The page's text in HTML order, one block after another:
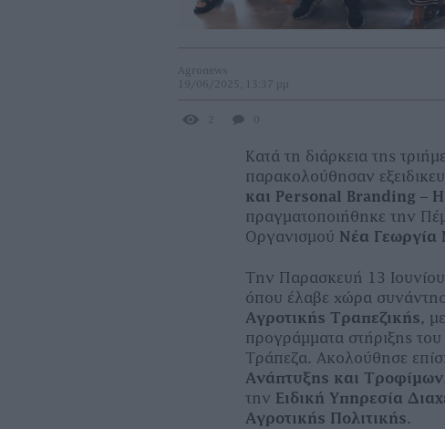
Agronews
19/06/2025, 13:37 μμ
0
Κατά τη διάρκεια της
παρακολούθησαν
και Personal Branding – Η
πραγματοποιήθηκε την
Οργανισμού Νέα Γεωργία
Την Παρασκευή 13
όπου έλαβε χώρα
Αγροτικής Τραπεζικής,
προγράμματα στήριξης
Τράπεζα. Ακολούθησε
Ανάπτυξης και Τροφίμων
την Ειδική Υπηρεσία
Αγροτικής Πολιτικής.